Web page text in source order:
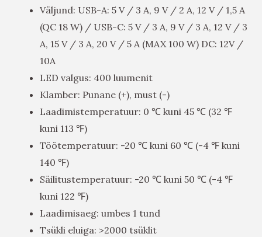
Väljund: USB-A: 5 V / 3 A, 9 V / 2 A, 12 V / 1,5 A
(QC 18 W) / USB-C: 5 V / 3 A, 9 V / 3 A, 12 V / 3
A, 15 V / 3 A, 20 V / 5 A (MAX 100 W) DC: 12V /
10A
LED valgus: 400 luumenit
Klamber: Punane (+), must (-)
Laadimistemperatuur: 0 ℃ kuni 45 ℃ (32 ℉
kuni 113 ℉)
Töötemperatuur: -20 ℃ kuni 60 ℃ (-4 ℉ kuni
140 ℉)
Säilitustemperatuur: -20 ℃ kuni 50 ℃ (-4 ℉
kuni 122 ℉)
Laadimisaeg: umbes 1 tund
Tsükli eluiga: >2000 tsüklit